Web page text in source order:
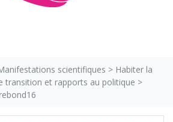
scientifiques > Habiter la
transition et rapports au politique >